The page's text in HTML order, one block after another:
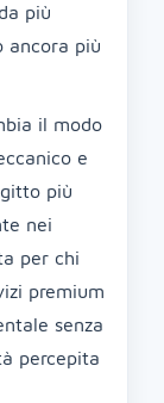
più
ancora più
il modo
e
più
nei
per chi
premium
senza
percepita